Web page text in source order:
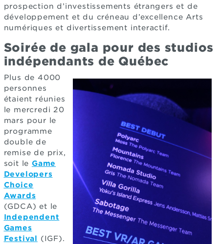
prospection d’investissements étrangers et de
développement et du créneau d’excellence Arts
numériques et divertissement interactif.
Soirée de gala pour des studios
indépendants de Québec
Plus de 4000
personnes
étaient réunies
le mercredi 20
mars pour le
programme
double de
remise de prix,
soit le Game
Developers
Choice
Awards
(GDCA) et le
Independent
Games
Festival (IGF).